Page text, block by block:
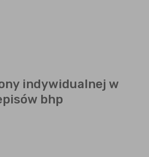
indywidualnej w
bhp